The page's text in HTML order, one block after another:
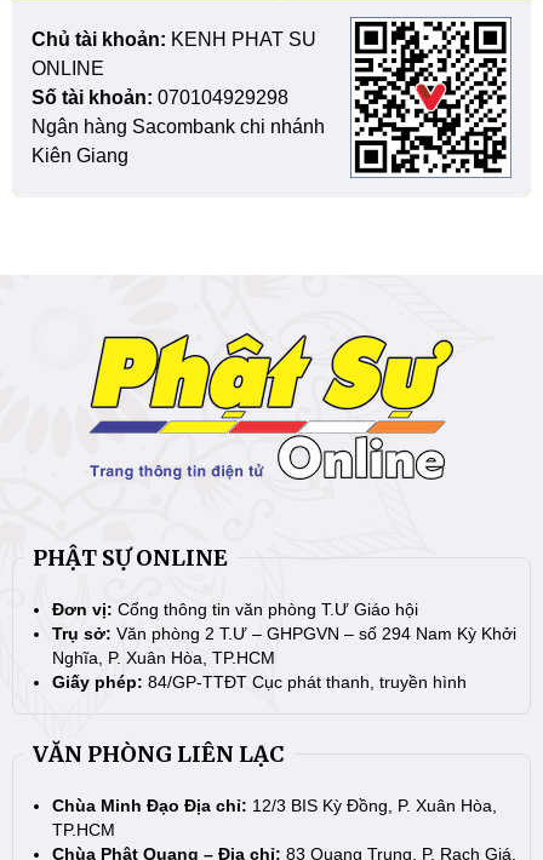
Chủ tài khoản: KENH PHAT SU
ONLINE
Số tài khoản: 070104929298
Ngân hàng Sacombank chi nhánh
Kiên Giang
PHẬT SỰ ONLINE
Đơn vị: Cổng thông tin văn phòng T.Ư Giáo hội
Trụ sở: Văn phòng 2 T.Ư – GHPGVN – số 294 Nam Kỳ Khởi
Nghĩa, P. Xuân Hòa, TP.HCM
Giấy phép: 84/GP-TTĐT Cục phát thanh, truyền hình
VĂN PHÒNG LIÊN LẠC
Chùa Minh Đạo Địa chỉ: 12/3 BIS Kỳ Đồng, P. Xuân Hòa,
TP.HCM
Chùa Phật Quang – Địa chỉ: 83 Quang Trung, P. Rạch Giá,